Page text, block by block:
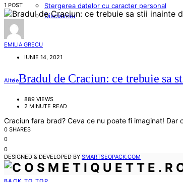
Stergerea datelor cu caracter personal
Disclaimer
1 POST
EMILIA GRECU
IUNIE 14, 2021
AlteleBradul de Craciun: ce trebuie sa
889 VIEWS
2 MINUTE READ
Craciun fara brad? Ceva ce nu poate fi imaginat!
0 SHARES
0
0
DESIGNED & DEVELOPED BY SMARTSEOPACK.COM